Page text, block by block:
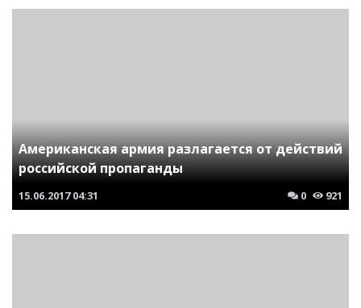
Американская армия разлагается от действий
российской пропаганды
15.06.2017 04:31 0 921